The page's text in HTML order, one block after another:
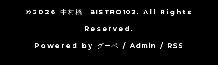
©2026中村橋 BISTRO102. All Rights
Reserved.
Powered by グーペ / Admin / RSS